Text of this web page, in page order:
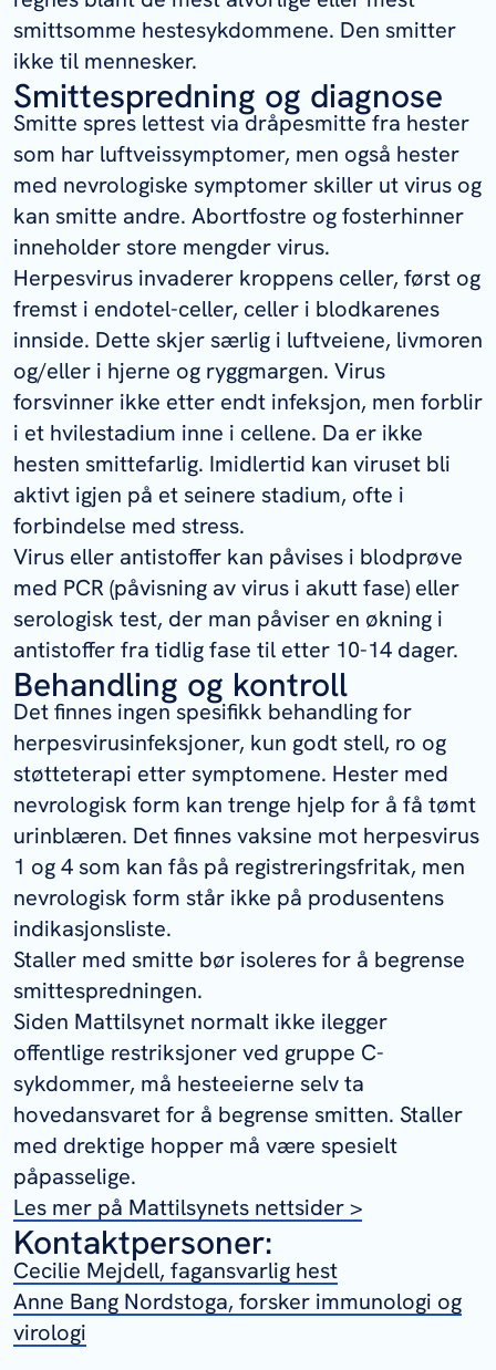
smittsomme hestesykdommene. Den smitter
ikke til mennesker.
Smittespredning og diagnose
Smitte spres lettest via dråpesmitte fra hester
som har luftveissymptomer, men også hester
med nevrologiske symptomer skiller ut virus og
kan smitte andre. Abortfostre og fosterhinner
inneholder store mengder virus.
Herpesvirus invaderer kroppens celler, først og
fremst i endotel-celler, celler i blodkarenes
innside. Dette skjer særlig i luftveiene, livmoren
og/eller i hjerne og ryggmargen. Virus
forsvinner ikke etter endt infeksjon, men forblir
i et hvilestadium inne i cellene. Da er ikke
hesten smittefarlig. Imidlertid kan viruset bli
aktivt igjen på et seinere stadium, ofte i
forbindelse med stress.
Virus eller antistoffer kan påvises i blodprøve
med PCR (påvisning av virus i akutt fase) eller
serologisk test, der man påviser en økning i
antistoffer fra tidlig fase til etter 10-14 dager.
Behandling og kontroll
Det finnes ingen spesifikk behandling for
herpesvirusinfeksjoner, kun godt stell, ro og
støtteterapi etter symptomene. Hester med
nevrologisk form kan trenge hjelp for å få tømt
urinblæren. Det finnes vaksine mot herpesvirus
1 og 4 som kan fås på registreringsfritak, men
nevrologisk form står ikke på produsentens
indikasjonsliste.
Staller med smitte bør isoleres for å begrense
smittespredningen.
Siden Mattilsynet normalt ikke ilegger
offentlige restriksjoner ved gruppe C-
sykdommer, må hesteeierne selv ta
hovedansvaret for å begrense smitten. Staller
med drektige hopper må være spesielt
påpasselige.
Les mer på Mattilsynets nettsider >
Kontaktpersoner:
Cecilie Mejdell, fagansvarlig hest
Anne Bang Nordstoga, forsker immunologi og
virologi